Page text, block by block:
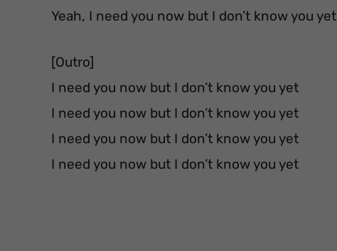
Yeah, I need you now but I don’t know you yet
[Outro]
I need you now but I don’t know you yet
I need you now but I don’t know you yet
I need you now but I don’t know you yet
I need you now but I don’t know you yet